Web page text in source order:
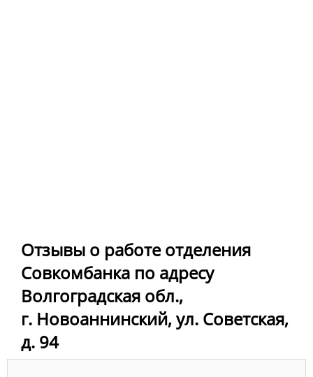
Отзывы о работе отделения
Совкомбанка по адресу
Волгоградская обл.,
г. Новоаннинский, ул. Советская,
д. 94